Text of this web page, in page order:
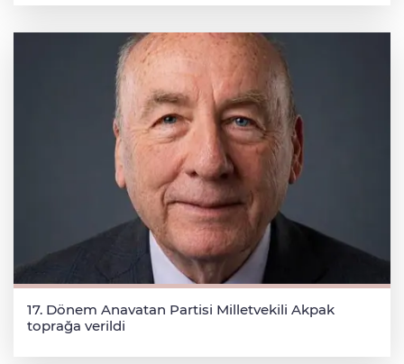
17. Dönem Anavatan Partisi Milletvekili Akpak
toprağa verildi